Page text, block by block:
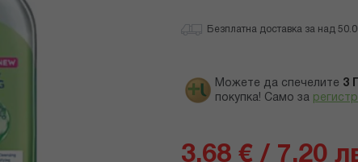
Безплатна доставка за над
Можете да спечелите 3
покупка! Само за
3,68 € / 7,20